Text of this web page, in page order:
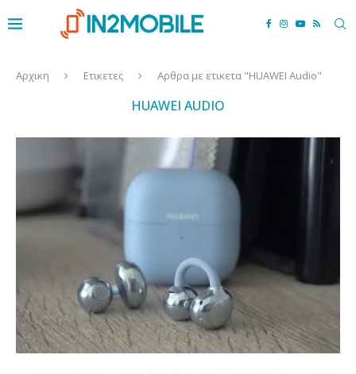
Αρχικη Ετικετες Αρθρα με ετικετα "HUAWEI Audio"
HUAWEI AUDIO